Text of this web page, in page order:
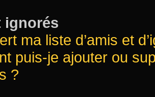
ignorés
ma liste d’amis et
puis-je ajouter ou
?